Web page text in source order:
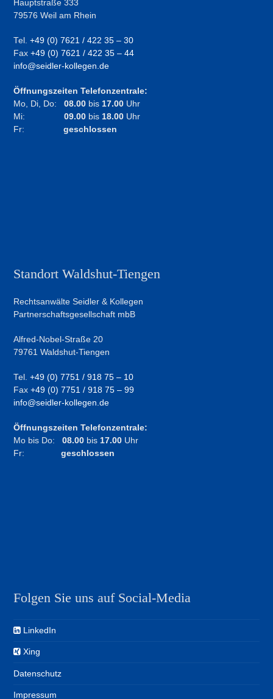
Hauptstraße 333
79576 Weil am Rhein
Tel.+49 (0) 7621 / 422 35 – 30
Fax+49 (0) 7621 / 422 35 – 44
info@seidler-kollegen.de
Öffnungszeiten Telefonzentrale:
Mo, Di, Do:08.00 bis17.00 Uhr
Mi:09.00 bis18.00 Uhr
Fr:
geschlossen
Standort Waldshut-Tiengen
Rechtsanwälte Seidler & Kollegen
Partnerschaftsgesellschaft mbB
Alfred-Nobel-Straße 20
79761 Waldshut-Tiengen
Tel.+49 (0) 7751 / 918 75 – 10
Fax+49 (0) 7751 / 918 75 – 99
info@seidler-kollegen.de
Öffnungszeiten Telefonzentrale:
Mo bis Do:08.00 bis17.00 Uhr
Fr:geschlossen
Folgen Sie uns auf Social-Media
LinkedIn
Xing
Datenschutz
Impressum